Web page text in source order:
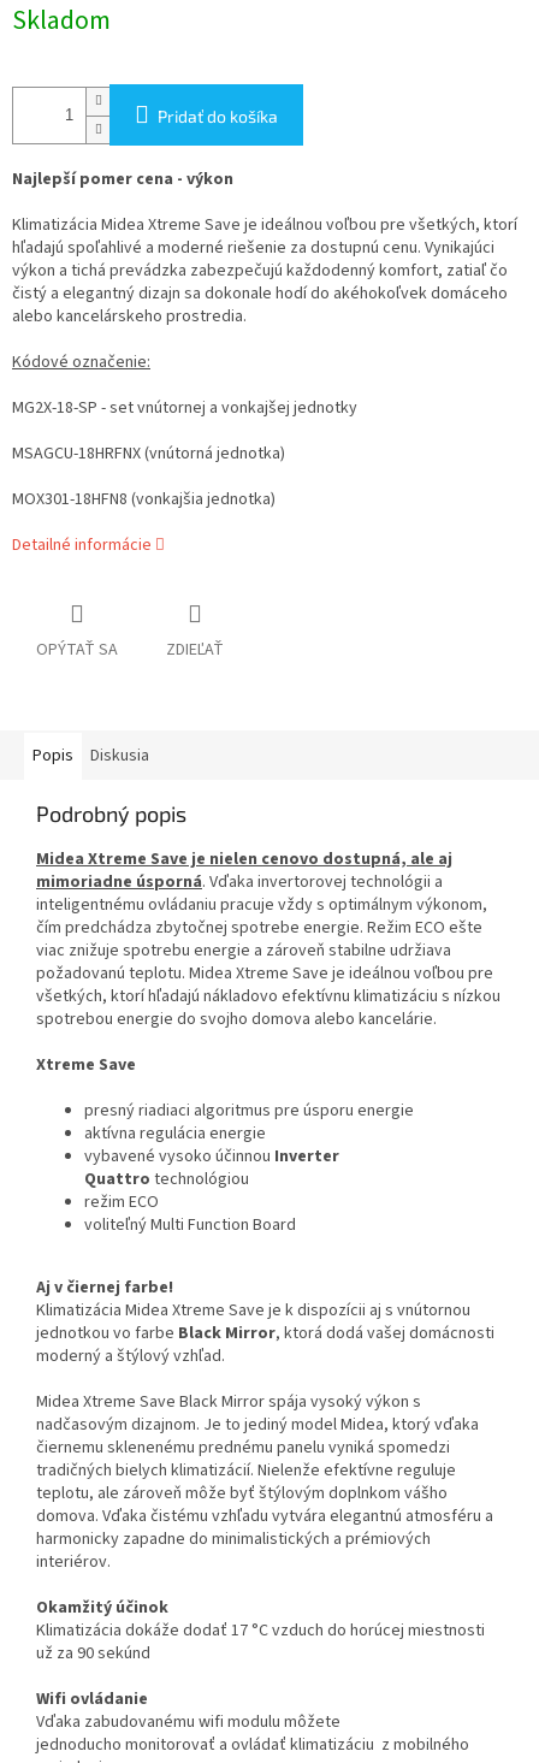
cena:
Skladom
Pridať do košíka
Najlepší pomer cena - výkon
Klimatizácia Midea Xtreme Save je ideálnou voľbou pre všetkých, ktorí
hľadajú spoľahlivé a moderné riešenie za dostupnú cenu. Vynikajúci
výkon a tichá prevádzka zabezpečujú každodenný komfort, zatiaľ čo
čistý a elegantný dizajn sa dokonale hodí do akéhokoľvek domáceho
alebo kancelárskeho prostredia.
Kódové označenie:
MG2X-18-SP - set vnútornej a vonkajšej jednotky
MSAGCU-18HRFNX (vnútorná jednotka)
MOX301-18HFN8 (vonkajšia jednotka)
Detailné informácie
OPÝTAŤ SA ZDIEĽAŤ
Popis Diskusia
Podrobný popis
Midea Xtreme Save je nielen cenovo dostupná, ale aj
mimoriadne úsporná. Vďaka invertorovej technológii a
inteligentnému ovládaniu pracuje vždy s optimálnym výkonom,
čím predchádza zbytočnej spotrebe energie. Režim ECO ešte
viac znižuje spotrebu energie a zároveň stabilne udržiava
požadovanú teplotu. Midea Xtreme Save je ideálnou voľbou pre
všetkých, ktorí hľadajú nákladovo efektívnu klimatizáciu s nízkou
spotrebou energie do svojho domova alebo kancelárie.
Xtreme Save
presný riadiaci algoritmus pre úsporu energie
aktívna regulácia energie
vybavené vysoko účinnou Inverter
Quattro technológiou
režim ECO
voliteľný Multi Function Board
Aj v čiernej farbe!
Klimatizácia Midea Xtreme Save je k dispozícii aj s vnútornou
jednotkou vo farbe Black Mirror, ktorá dodá vašej domácnosti
moderný a štýlový vzhľad.
Midea Xtreme Save Black Mirror spája vysoký výkon s
nadčasovým dizajnom. Je to jediný model Midea, ktorý vďaka
čiernemu sklenenému prednému panelu vyniká spomedzi
tradičných bielych klimatizácií. Nielenže efektívne reguluje
teplotu, ale zároveň môže byť štýlovým doplnkom vášho
domova. Vďaka čistému vzhľadu vytvára elegantnú atmosféru a
harmonicky zapadne do minimalistických a prémiových
interiérov.
Okamžitý účinok
Klimatizácia dokáže dodať 17 °C vzduch do horúcej miestnosti
už za 90 sekúnd
Wifi ovládanie
Vďaka zabudovanému wifi modulu môžete
jednoducho monitorovať a ovládať klimatizáciu z mobilného